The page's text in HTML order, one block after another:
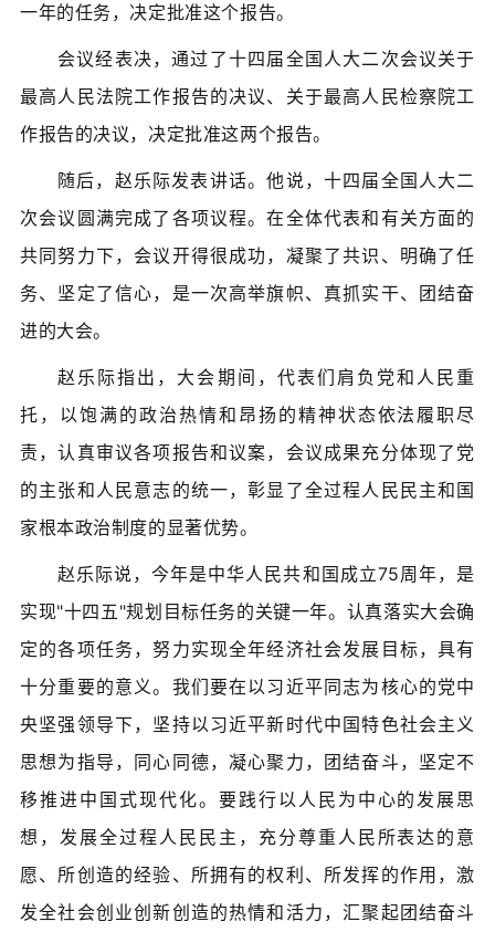
一年的任务，决定批准这个报告。
会议经表决，通过了十四届全国人大二次会议关于
最高人民法院工作报告的决议、关于最高人民检察院工
作报告的决议，决定批准这两个报告。
随后，赵乐际发表讲话。他说，十四届全国人大二
次会议圆满完成了各项议程。在全体代表和有关方面的
共同努力下，会议开得很成功，凝聚了共识、明确了任
务、坚定了信心，是一次高举旗帜、真抓实干、团结奋
进的大会。
赵乐际指出，大会期间，代表们肩负党和人民重
托，以饱满的政治热情和昂扬的精神状态依法履职尽
责，认真审议各项报告和议案，会议成果充分体现了党
的主张和人民意志的统一，彰显了全过程人民民主和国
家根本政治制度的显著优势。
赵乐际说，今年是中华人民共和国成立75周年，是
实现"十四五"规划目标任务的关键一年。认真落实大会确
定的各项任务，努力实现全年经济社会发展目标，具有
十分重要的意义。我们要在以习近平同志为核心的党中
央坚强领导下，坚持以习近平新时代中国特色社会主义
思想为指导，同心同德，凝心聚力，团结奋斗，坚定不
移推进中国式现代化。要践行以人民为中心的发展思
想，发展全过程人民民主，充分尊重人民所表达的意
愿、所创造的经验、所拥有的权利、所发挥的作用，激
发全社会创业创新创造的热情和活力，汇聚起团结奋斗